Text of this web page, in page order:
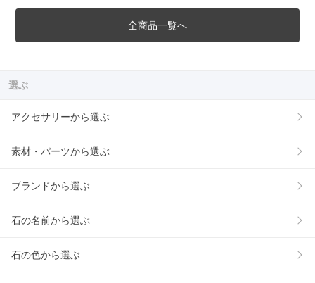
全商品一覧へ
選ぶ
アクセサリーから選ぶ
素材・パーツから選ぶ
ブランドから選ぶ
石の名前から選ぶ
石の色から選ぶ